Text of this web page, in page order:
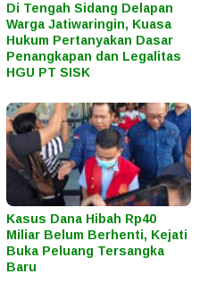
Di Tengah Sidang Delapan
Warga Jatiwaringin, Kuasa
Hukum Pertanyakan Dasar
Penangkapan dan Legalitas
HGU PT SISK
Kasus Dana Hibah Rp40
Miliar Belum Berhenti, Kejati
Buka Peluang Tersangka
Baru